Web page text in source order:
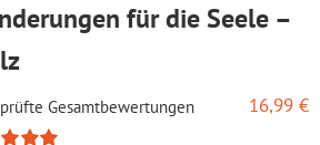
für die Seele –
Gesamtbewertungen 16,99 €